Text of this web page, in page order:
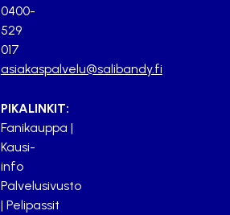
0400-
529
017
asiakaspalvelu@salibandy.fi
PIKALINKIT:
Fanikauppa |
Kausi-
info
Palvelusivusto
| Pelipassit